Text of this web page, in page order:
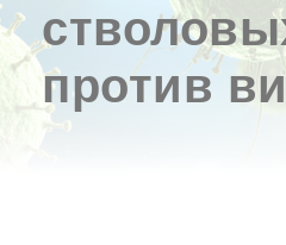
против